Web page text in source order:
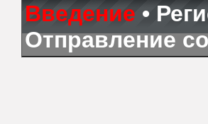
Введение •
Отправление